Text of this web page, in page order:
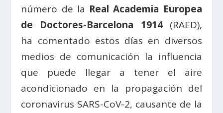
número de la Real Academia Europea
de Doctores-Barcelona 1914(RAED),
ha comentado estos días en diversos
medios de comunicación la influencia
que puede llegar a tener el aire
acondicionado en la propagación del
coronavirus SARS-CoV-2, causante de la